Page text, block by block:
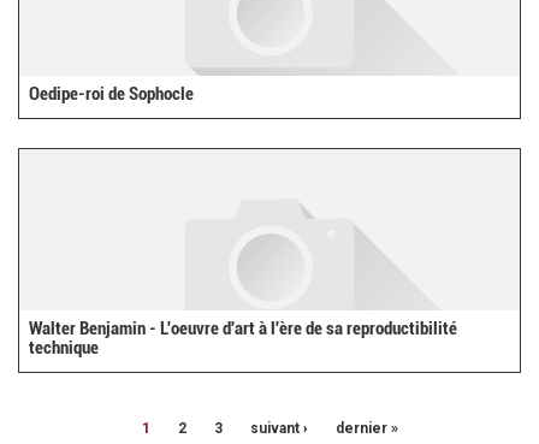
Oedipe-roi de Sophocle
Walter Benjamin - L'oeuvre d'art à l'ère de sa reproductibilité
technique
1 2 3 suivant › dernier »